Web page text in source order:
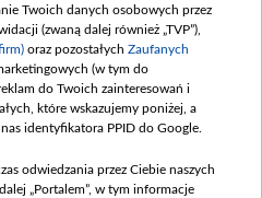
Twoich danych osobowych przez
(zwaną dalej również „TVP”),
oraz pozostałych Zaufanych
(w tym do
do Twoich zainteresowań i
które wskazujemy poniżej, a
identyfikatora PPID do Google.
odwiedzania przez Ciebie naszych
„Portalem”, w tym informacje